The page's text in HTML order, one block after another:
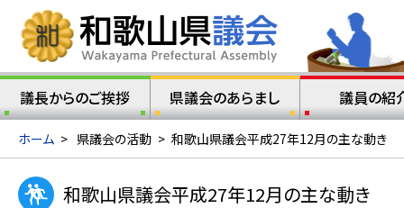
議長からのご挨拶 県議会のあらまし 議員の紹
ホーム > 県議会の活動 > 和歌山県議会平成27年12月の主な動き
和歌山県議会平成27年12月の主な動き